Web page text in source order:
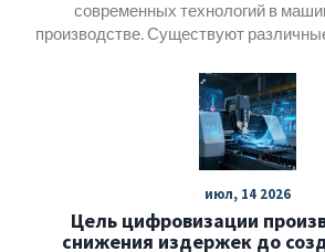
современных технологий в
производстве. Существуют
усовершенствовании процессов и
технологических до
направлены на повышение
снижая затраты и время. В статье
ключевые типы инноваций и их
июл, 14 2026
Цель цифровизации
снижения издержек до